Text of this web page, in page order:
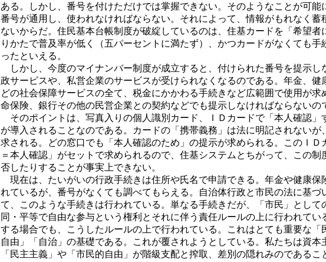
ある。しかし、番号を付けただけでは掌握できない。そのようなことが可能
番号が通用し、使われなければならない。それによって、情報がもれなく蓄
ないからだ。住民基本台帳制度が破綻しているのは、住基カードを「希望者
りかたで普及率が低く（五パーセントに満たず）、かつカードがなくても手
ったといえる。
しかし、今度のマイナンバー制度が成立すると、付けられた番号を提示し
政サービスや、私営企業のサービスが受けられなくなるのである。年金、健
どの社会保障サービスの全て、税金にかかわる手続きなど広範囲で使用が求
命保険、銀行その他の民営企業との契約などでも提示しなければならないの
そのポイントは、写真入りの個人識別カード、ＩＤカードで「本人確認」
が導入されることなのである。カードの「携帯義務」は法に明記されないが
求される。どの窓口でも「本人確認のため」の提示が求められる。このＩＤ
＝本人確認」がセットで求められるので、住基システムとちがって、この制
否したりすることが事実上できない。
現在は、たいがいの行政手続きは住所や氏名で申請できる。年金や健康保
れているが、番号がなくても調べてもらえる。自治体行政と市民の法に基づ
て、このような手続きは行われている。単なる手続きだが、「市民」とし
同・平等で自由な参与という権利とそれに伴う責任ルールの上に行われてい
する場合でも、こうしたルールの上で行われている。これはとても重要な「
自由」「自治」の基礎である。これが覆されようとしている。私たちは資本
「民主主義」や「市民的自由」が階級支配と搾取、差別の隠れみのであるこ